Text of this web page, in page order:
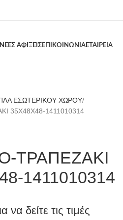
ΝΕΕΣ ΑΦΙΞΕΙΣΕΠΙΚΟΙΝΩΝΙΑΕΤΑΙΡΕΙΑ
ΕΣΩΤΕΡΙΚΟΥ ΧΩΡΟΥ
35Χ48Χ48-1411010314
ΤΡΑΠΕΖΑΚΙ
1411010314
να δείτε τις τιμές